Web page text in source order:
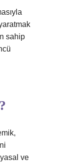
sahip
ve